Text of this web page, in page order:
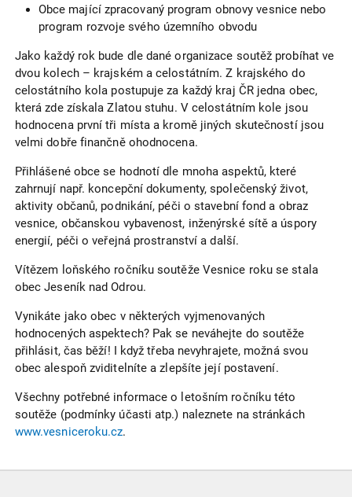
Obce mající zpracovaný program obnovy vesnice nebo
program rozvoje svého územního obvodu
Jako každý rok bude dle dané organizace soutěž probíhat ve
dvou kolech – krajském a celostátním. Z krajského do
celostátního kola postupuje za každý kraj ČR jedna obec,
která zde získala Zlatou stuhu. V celostátním kole jsou
hodnocena první tři místa a kromě jiných skutečností jsou
velmi dobře finančně ohodnocena.
Přihlášené obce se hodnotí dle mnoha aspektů, které
zahrnují např. koncepční dokumenty, společenský život,
aktivity občanů, podnikání, péči o stavební fond a obraz
vesnice, občanskou vybavenost, inženýrské sítě a úspory
energií, péči o veřejná prostranství a další.
Vítězem loňského ročníku soutěže Vesnice roku se stala
obec Jeseník nad Odrou.
Vynikáte jako obec v některých vyjmenovaných
hodnocených aspektech? Pak se neváhejte do soutěže
přihlásit, čas běží! I když třeba nevyhrajete, možná svou
obec alespoň zviditelníte a zlepšíte její postavení.
Všechny potřebné informace o letošním ročníku této
soutěže (podmínky účasti atp.) naleznete na stránkách
www.vesniceroku.cz.